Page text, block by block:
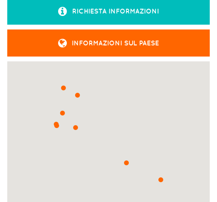
RICHIESTA INFORMAZIONI
INFORMAZIONI SUL PAESE